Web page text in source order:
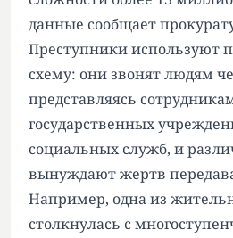
данные сообщает
Преступники используют
схему: они звонят людям
представляясь
государственных
социальных служб, и
вынуждают жертв
Например, одна из
столкнулась с